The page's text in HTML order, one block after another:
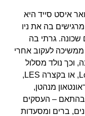
איסט סייד היא
בה את ניו
שכונה. גרתי בה
ממשיכה לעקוב אחרי
וכך נולד מסלול
לואר איסט סייד. שכונת Lower East Side, או בקצרה LES,
מנהטן,
בהתאם – העסקים
ברים ומסעדות